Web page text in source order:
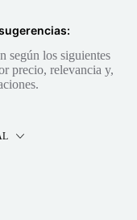
según los siguientes
precio, relevancia y,